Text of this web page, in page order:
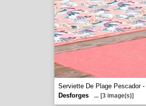
Serviette De Plage Pescador -
Desforges
... [3 image(s)]